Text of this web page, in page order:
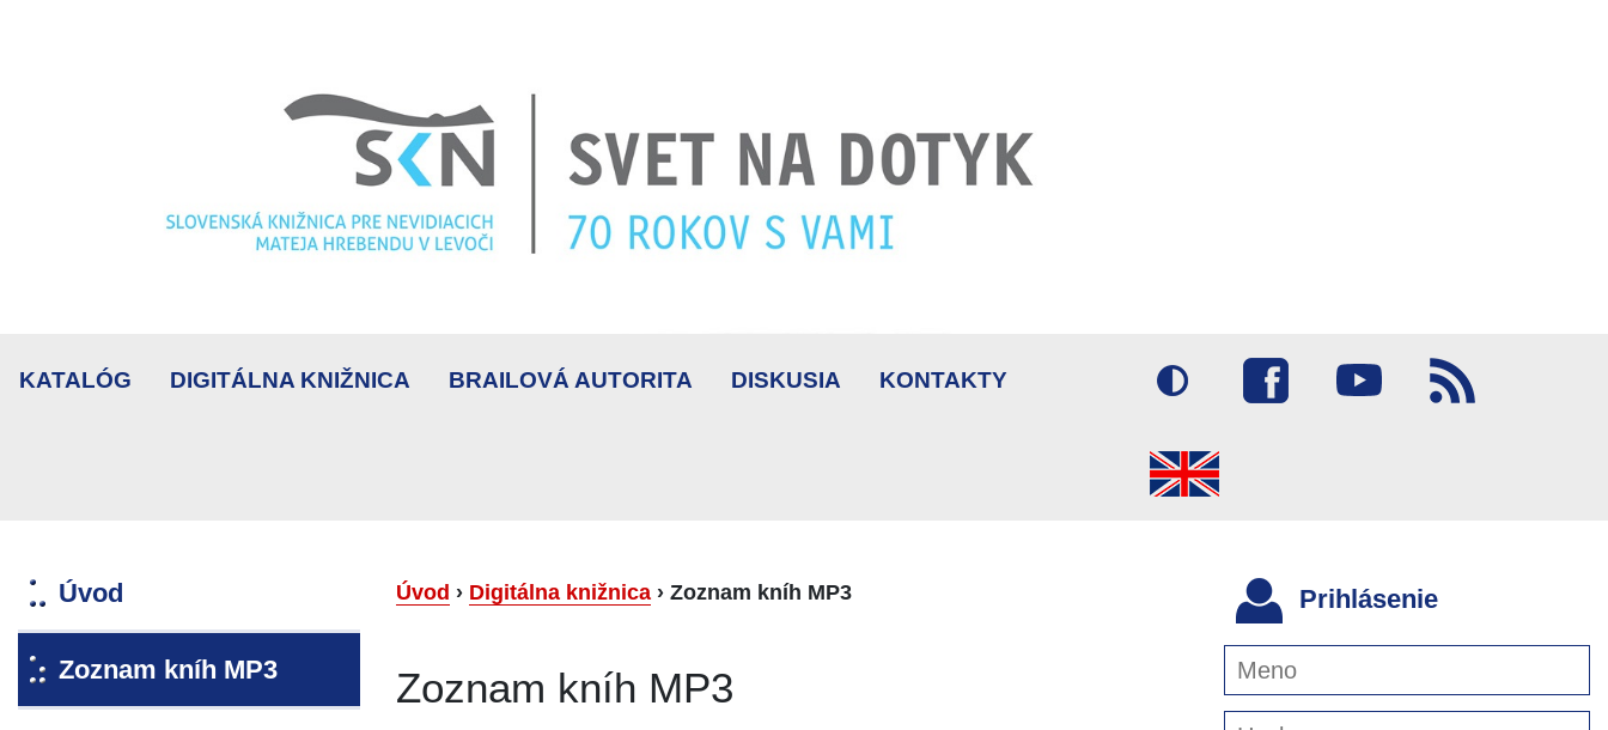
KATALÓG DIGITÁLNA KNIŽNICA BRAILOVÁ AUTORITA DISKUSIA KONTAKTY
Úvod
Zoznam kníh MP3
Úvod › Digitálna knižnica › Zoznam kníh MP3
Zoznam kníh MP3
Prihlásenie